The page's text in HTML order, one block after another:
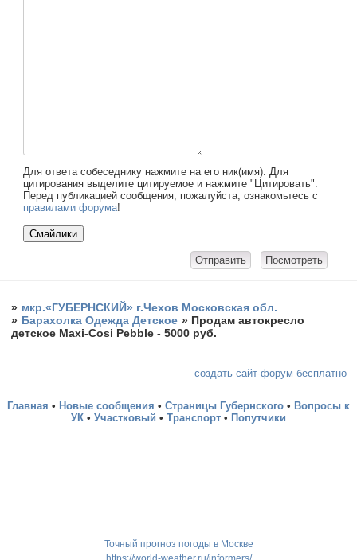
Для ответа собеседнику нажмите на его ник(имя). Для
цитирования выделите цитируемое и нажмите "Цитировать".
Перед публикацией сообщения, пожалуйста, ознакомьтесь с
правилами форума!
» мкр.«ГУБЕРНСКИЙ» г.Чехов Московская обл.
» Барахолка Одежда Детское » Продам автокресло
детское Maxi-Cosi Pebble - 5000 руб.
создать сайт-форум бесплатно
Главная • Новые сообщения • Страницы Губернского • Вопросы к
УК • Участковый • Транспорт • Попутчики
Точный прогноз погоды в Москве